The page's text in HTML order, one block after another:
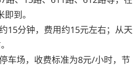
到。
15分钟，费用约15元左右；从天
车场，收费标准为8元/小时，节